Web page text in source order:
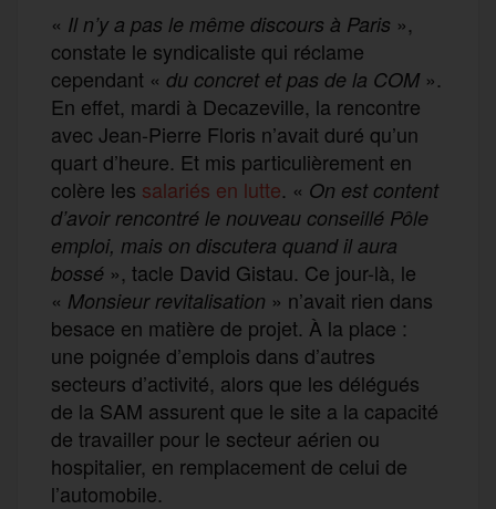
« Il n’y a pas le même discours à Paris »,
constate le syndicaliste qui réclame
cependant « du concret et pas de la COM ».
En effet, mardi à Decazeville, la rencontre
avec Jean-Pierre Floris n’avait duré qu’un
quart d’heure. Et mis particulièrement en
colère les salariés en lutte. « On est content
d’avoir rencontré le nouveau conseillé Pôle
emploi, mais on discutera quand il aura
bossé », tacle David Gistau. Ce jour-là, le
« Monsieur revitalisation » n’avait rien dans
besace en matière de projet. À la place :
une poignée d’emplois dans d’autres
secteurs d’activité, alors que les délégués
de la SAM assurent que le site a la capacité
de travailler pour le secteur aérien ou
hospitalier, en remplacement de celui de
l’automobile.